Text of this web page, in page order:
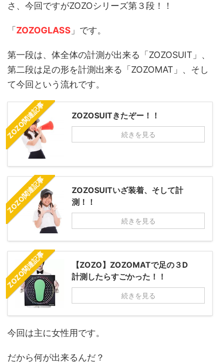
さ、今回ですがZOZOシリーズ第３段！！
「 ZOZOGLASS 」です。
第一段は、体全体の計測が出来る「ZOZOSUIT」、
第二段は足の形を計測出来る「ZOZOMAT」、そし
て今回という流れです。
ZOZO関連記事 ZOZOSUITきたぞー！！
続きを見る
ZOZO関連記事
ZOZOSUITいざ装着、そして計
測！！
続きを見る
ZOZO関連記事
【ZOZO】ZOZOMATで足の３D
計測したらすごかった！！
続きを見る
今回は主に女性用です。
だから何が出来るんだ？